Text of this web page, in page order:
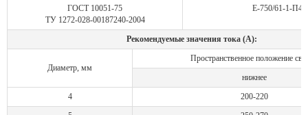
ГОСТ 10051-75
ТУ 1272-028-00187240-2004
Е-750/61-1-П42
Рекомендуемые значения тока (А):
Диаметр, мм
Пространственное положение
нижнее
4
200-220